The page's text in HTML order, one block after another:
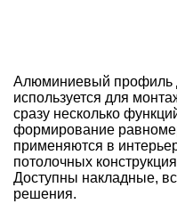
Алюминиевый профиль
используется для
сразу несколько
формирование
применяются в
потолочных
Доступны накладные,
решения.